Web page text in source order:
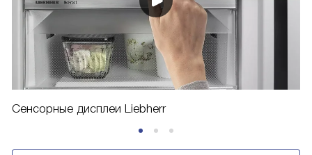
Сенсорные дисплеи Liebherr